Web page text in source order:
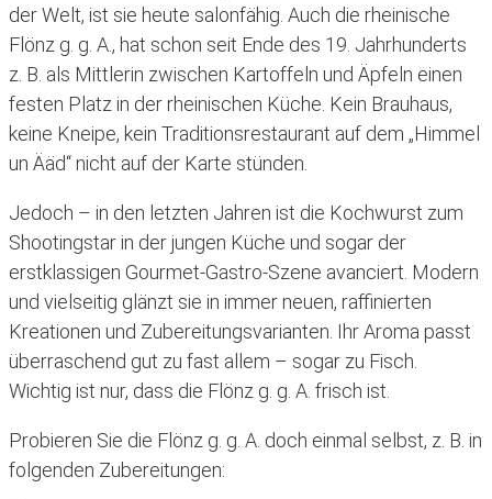
der Welt, ist sie heute salonfähig. Auch die rheinische
Flönz g. g. A., hat schon seit Ende des 19. Jahrhunderts
z. B. als Mittlerin zwischen Kartoffeln und Äpfeln einen
festen Platz in der rheinischen Küche. Kein Brauhaus,
keine Kneipe, kein Traditionsrestaurant auf dem „Himmel
un Ääd“ nicht auf der Karte stünden.
Jedoch – in den letzten Jahren ist die Kochwurst zum
Shootingstar in der jungen Küche und sogar der
erstklassigen Gourmet-Gastro-Szene avanciert. Modern
und vielseitig glänzt sie in immer neuen, raffinierten
Kreationen und Zubereitungsvarianten. Ihr Aroma passt
überraschend gut zu fast allem – sogar zu Fisch.
Wichtig ist nur, dass die Flönz g. g. A. frisch ist.
Probieren Sie die Flönz g. g. A. doch einmal selbst, z. B. in
folgenden Zubereitungen: